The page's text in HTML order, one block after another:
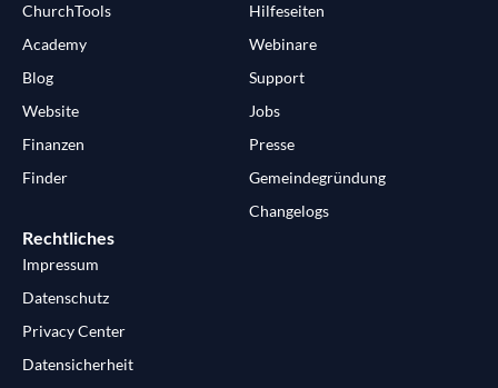
ChurchTools
Academy
Blog
Website
Finanzen
Finder
Hilfeseiten
Webinare
Support
Jobs
Presse
Gemeindegründung
Changelogs
Rechtliches
Impressum
Datenschutz
Privacy Center
Datensicherheit